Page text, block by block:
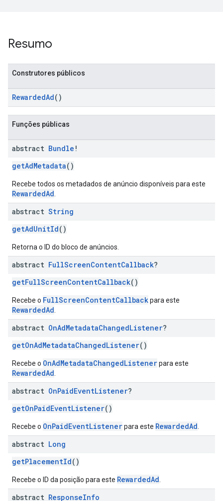
Resumo
Construtores públicos
RewardedAd()
Funções públicas
abstract Bundle !
getAdMetadata()
Recebe todos os metadados de anúncio disponíveis para este
RewardedAd
abstract String
getAdUnitId()
Retorna o ID do bloco de anúncios.
abstract FullScreenContentCallback?
getFullScreenContentCallback()
Recebe o FullScreenContentCallbackpara este
RewardedAd
abstract OnAdMetadataChangedListener?
getOnAdMetadataChangedListener()
Recebe o OnAdMetadataChangedListenerpara este
RewardedAd
abstract OnPaidEventListener?
getOnPaidEventListener()
Recebe o OnPaidEventListenerpara este RewardedAd
abstract Long
getPlacementId()
Recebe o ID da posição para este RewardedAd
abstract ResponseInfo